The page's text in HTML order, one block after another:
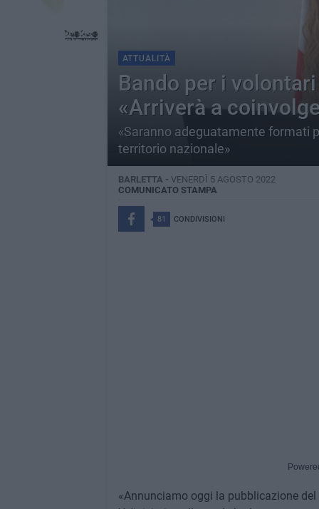
ATTUALITÀ
Bando per i
«Arriverà a
«Saranno adeguatamente formati
territorio nazionale»
BARLETTA - VENERDÌ 5 AGOSTO 2022
COMUNICATO STAMPA
81 CONDIVISIONI
«Annunciamo oggi la pubblicazione